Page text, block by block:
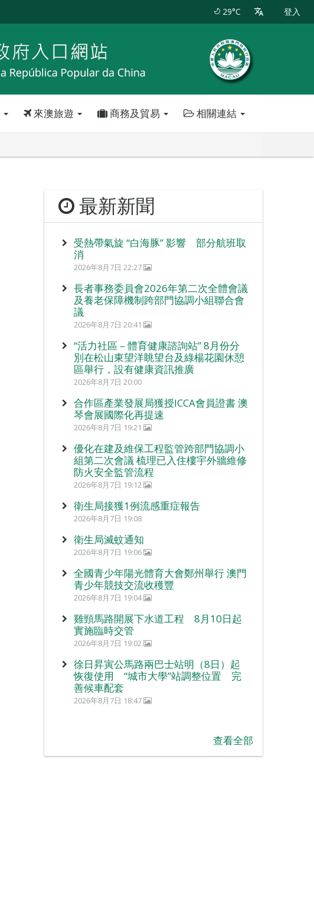
29°C 登入
來澳旅遊 商務及貿易 相關連結
最新新聞
受熱帶氣旋 “白海豚” 影響 部分航班取
消
2026年8月7日 22:27
長者事務委員會2026年第二次全體會議
及養老保障機制跨部門協調小組聯合會
議
2026年8月7日 20:41
“活力社區 – 體育健康諮詢站” 8月份分
別在松山東望洋眺望台及綠楊花園休憩
區舉行，設有健康資訊推廣
2026年8月7日 20:00
合作區產業發展局獲授ICCA會員證書 澳
琴會展國際化再提速
2026年8月7日 19:21
優化在建及維保工程監管跨部門協調小
組第二次會議 梳理已入住樓宇外牆維修
防火安全監管流程
2026年8月7日 19:12
衛生局接獲1例流感重症報告
2026年8月7日 19:08
衛生局滅蚊通知
2026年8月7日 19:06
全國青少年陽光體育大會鄭州舉行 澳門
青少年競技交流收穫豐
2026年8月7日 19:04
雞頸馬路開展下水道工程 8月10日起
實施臨時交管
2026年8月7日 19:02
徐日昇寅公馬路兩巴士站明（8日）起
恢復使用 “城市大學”站調整位置 完
善候車配套
2026年8月7日 18:47
查看全部